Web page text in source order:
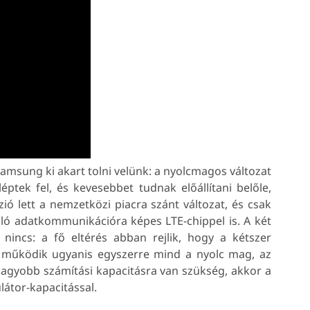
ki akart tolni velünk: a nyolcmagos változat
fel, és kevesebbet tudnak előállítani belőle,
lett a nemzetközi piacra szánt változat, és csak
adatkommunikációra képes LTE-chippel is. A két
nincs: a fő eltérés abban rejlik, hogy a kétszer
ugyanis egyszerre mind a nyolc mag, az
számítási kapacitásra van szükség, akkor a
kapacitással.